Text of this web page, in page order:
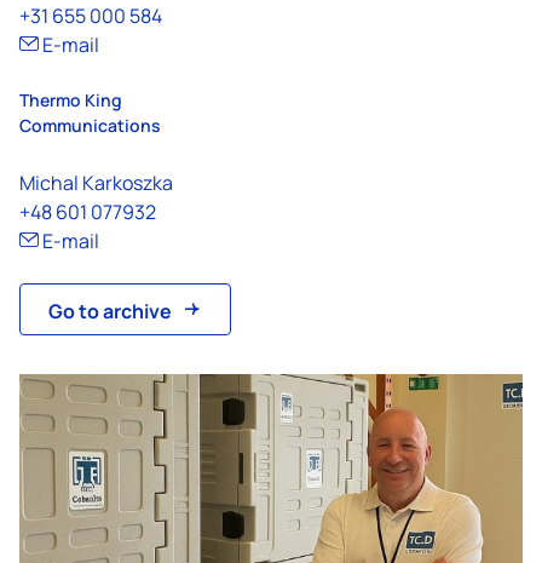
+31 655 000 584
E-mail
Thermo King
Communications
Michal Karkoszka
+48 601 077932
E-mail
Go to archive